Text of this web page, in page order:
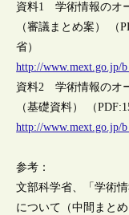
資料1 学術情報のオ
（審議まとめ案） （
省）
http://www.mext.go.jp/
資料2 学術情報のオ
（基礎資料） （
http://www.mext.go.jp/
参考：
文部科学省、「学術
について（中間まと